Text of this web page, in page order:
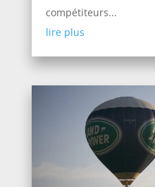
compétiteurs...
lire plus